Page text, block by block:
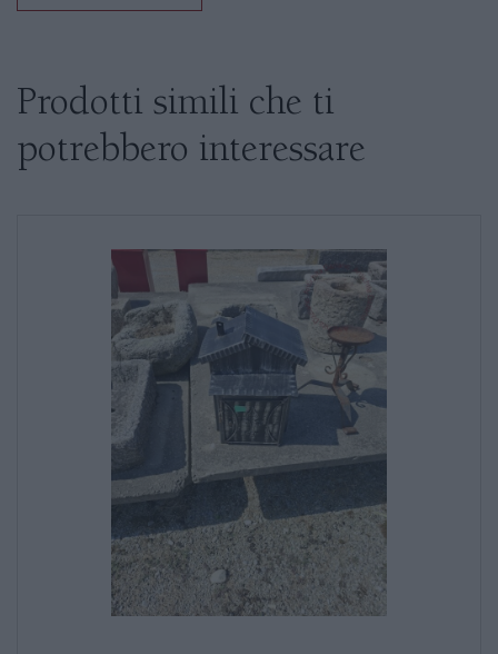
esitate a chiedere informazioni
Prodotti simili che ti
potrebbero interessare